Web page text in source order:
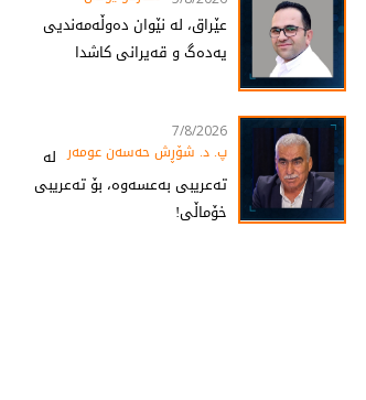
عێراق، لە نێوان دەوڵەمەندیی
یەدەگ و قەیرانی کاشدا
7/8/2026
پ. د. شۆڕش حەسەن عومەر لە
تەعریبی بەعسەوە، بۆ تەعریبی
خۆماڵی!